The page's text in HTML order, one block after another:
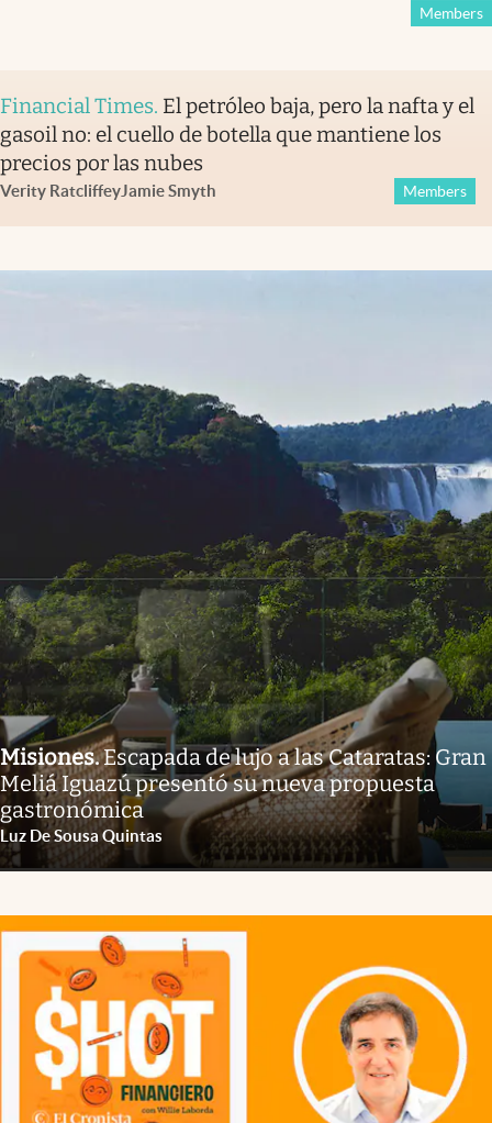
Members
Financial Times. El petróleo baja, pero la nafta y el
gasoil no: el cuello de botella que mantiene los
precios por las nubes
Verity RatcliffeyJamie Smyth Members
Misiones.Escapada de lujo a las Cataratas: Gran
Meliá Iguazú presentó su nueva propuesta
gastronómica
Luz De Sousa Quintas